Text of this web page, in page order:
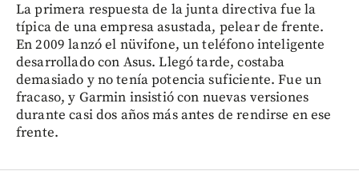
La primera respuesta de la junta directiva fue la
típica de una empresa asustada, pelear de frente.
En 2009 lanzó el nüvifone, un teléfono inteligente
desarrollado con Asus. Llegó tarde, costaba
demasiado y no tenía potencia suficiente. Fue un
fracaso, y Garmin insistió con nuevas versiones
durante casi dos años más antes de rendirse en ese
frente.